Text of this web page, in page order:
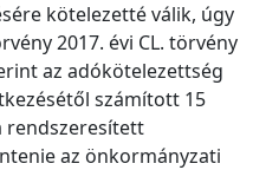
kötelezetté válik, úgy
2017. évi CL. törvény
az adókötelezettség
számított 15
rendszeresített
az önkormányzati